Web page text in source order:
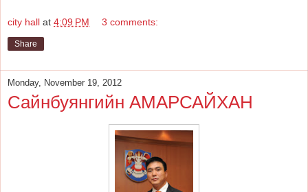
city hall at 4:09 PM 3 comments:
Share
Monday, November 19, 2012
Сайнбуянгийн АМАРСАЙХАН